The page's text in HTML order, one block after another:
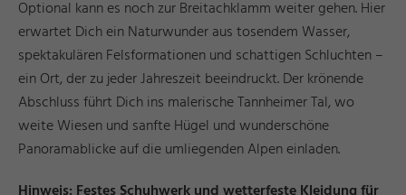
Optional kann es noch zur Breitachklamm weiter gehen. Hier
erwartet Dich ein Naturwunder aus tosendem Wasser,
spektakulären Felsformationen und schattigen Schluchten –
ein Ort, der zu jeder Jahreszeit beeindruckt. Der krönende
Abschluss führt Dich ins malerische Tannheimer Tal, wo
weite Wiesen und sanfte Hügel und wunderschöne
Panoramablicke auf die umliegenden Alpen einladen.